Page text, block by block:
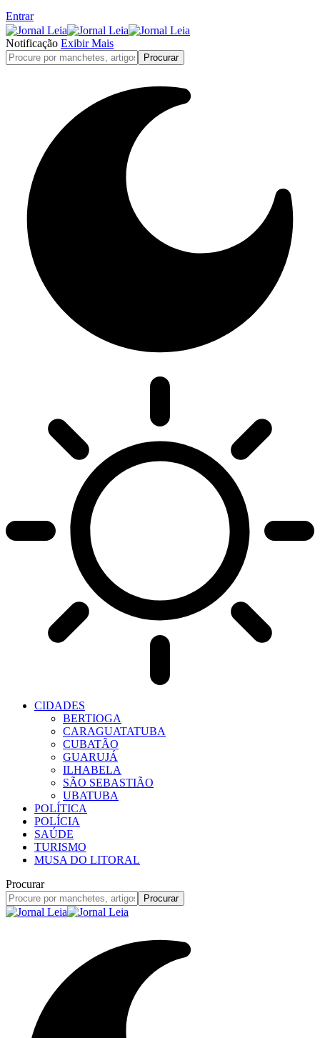
Entrar
Notificação Exibir Mais
CIDADES
BERTIOGA
CARAGUATATUBA
CUBATÃO
GUARUJÁ
ILHABELA
SÃO SEBASTIÃO
UBATUBA
POLÍTICA
POLÍCIA
SAÚDE
TURISMO
MUSA DO LITORAL
Procurar